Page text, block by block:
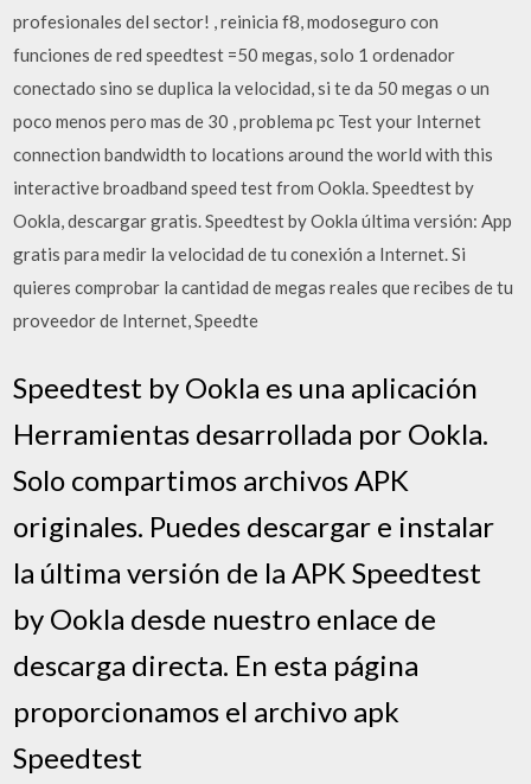
profesionales del sector! , reinicia f8, modoseguro con
funciones de red speedtest =50 megas, solo 1 ordenador
conectado sino se duplica la velocidad, si te da 50 megas o un
poco menos pero mas de 30 , problema pc Test your Internet
connection bandwidth to locations around the world with this
interactive broadband speed test from Ookla. Speedtest by
Ookla, descargar gratis. Speedtest by Ookla última versión: App
gratis para medir la velocidad de tu conexión a Internet. Si
quieres comprobar la cantidad de megas reales que recibes de tu
proveedor de Internet, Speedte
Speedtest by Ookla es una aplicación
Herramientas desarrollada por Ookla.
Solo compartimos archivos APK
originales. Puedes descargar e instalar
la última versión de la APK Speedtest
by Ookla desde nuestro enlace de
descarga directa. En esta página
proporcionamos el archivo apk
Speedtest